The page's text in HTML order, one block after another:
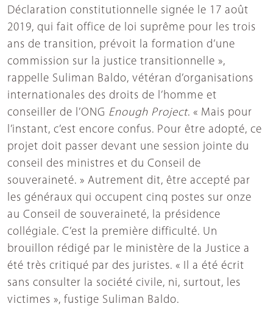
Déclaration constitutionnelle signée le 17 août
2019, qui fait office de loi suprême pour les trois
ans de transition, prévoit la formation d’une
commission sur la justice transitionnelle »,
rappelle Suliman Baldo, vétéran d’organisations
internationales des droits de l’homme et
conseiller de l’ONG Enough Project. « Mais pour
l’instant, c’est encore confus. Pour être adopté, ce
projet doit passer devant une session jointe du
conseil des ministres et du Conseil de
souveraineté. » Autrement dit, être accepté par
les généraux qui occupent cinq postes sur onze
au Conseil de souveraineté, la présidence
collégiale. C’est la première difficulté. Un
brouillon rédigé par le ministère de la Justice a
été très critiqué par des juristes. « Il a été écrit
sans consulter la société civile, ni, surtout, les
victimes », fustige Suliman Baldo.